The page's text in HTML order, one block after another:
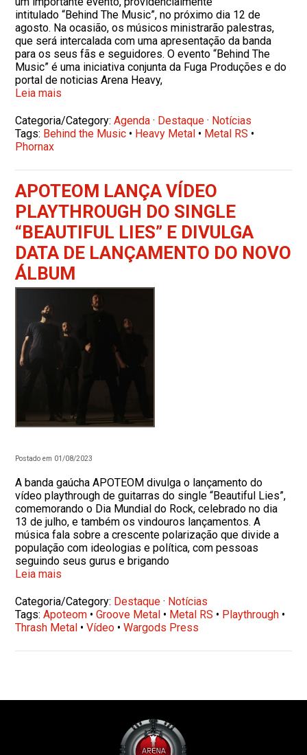
intitulado “Behind The Music”, no próximo dia 12 de
agosto. Na ocasião, os músicos ministrarão palestras,
que será intercalada com uma apresentação da banda
para os seus fãs e seguidores. O evento “Behind The
Music” é uma iniciativa conjunta da Fuga Produções e do
portal de noticias Arena Heavy,
Leia mais
Categoria/Category:Agenda · Destaque · Notícias
Tags: Behind the Music • Heavy Metal • Metal RS •
Phornax
APOTEOM LANÇA VÍDEO
PLAYTHROUGH DO SINGLE
“BEAUTIFUL LIES” E DIVULGA
DATA DE LANÇAMENTO DO NOVO
ÁLBUM
Postado em 01/08/2023
A banda gaúcha APOTEOM divulga o lançamento do
vídeo playthrough de guitarras do single “Beautiful Lies”,
comemorando o Dia Mundial do Rock, celebrado no dia
13 de julho, e também os vindouros lançamentos. A
música fala sobre a crescente polarização que divide a
população com ideologias e política, com pessoas
seguindo seus gurus e brigando
Leia mais
Categoria/Category: Destaque · Notícias
Tags:Apoteom •Groove Metal • Metal RS • Playthrough •
Thrash Metal •Vídeo •Wargods Press